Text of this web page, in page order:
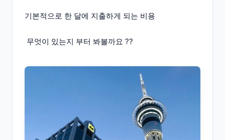
기본적으로 한 달에 지출하게 되는 비용
무엇이 있는지 부터 봐볼까요 ??